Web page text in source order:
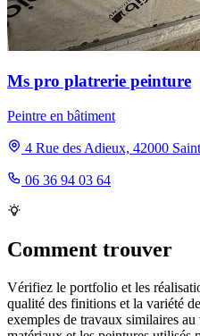
Ms pro platrerie peinture
Peintre en bâtiment
4 Rue des Adieux, 42000
06 36 94 03 64
Comment trouver
Vérifiez le portfolio et les
qualité des finitions et la variété
exemples de travaux similaires